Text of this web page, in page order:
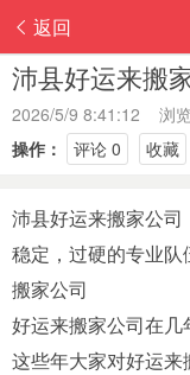
返回
沛县好运来搬
2026/5/9 8:41:12 浏
操作：
评论 0 收藏
沛县好运来搬家公
稳定，过硬的专业
搬家公司
好运来搬家公司在
这些年大家对好运